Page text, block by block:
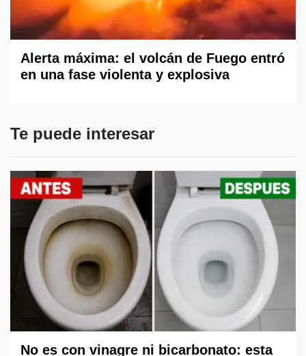
Alerta máxima: el volcán de Fuego entró
en una fase violenta y explosiva
Te puede interesar
No es con vinagre ni bicarbonato: esta